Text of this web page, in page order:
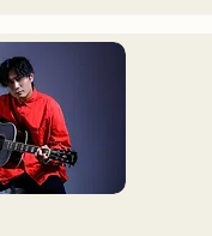
ブザーを獲得
もんなべの応
デンブザー」
留学時代の心
した本格的カ
グ「Life Goes
を揃えた自身
り、音楽で山
げたいという
ットを始動。
信サイトでの
たが、2020年
口県の地元イ